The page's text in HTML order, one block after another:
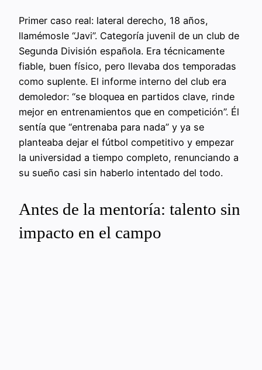
Primer caso real: lateral derecho, 18 años,
llamémosle “Javi”. Categoría juvenil de un club de
Segunda División española. Era técnicamente
fiable, buen físico, pero llevaba dos temporadas
como suplente. El informe interno del club era
demoledor: “se bloquea en partidos clave, rinde
mejor en entrenamientos que en competición”. Él
sentía que “entrenaba para nada” y ya se
planteaba dejar el fútbol competitivo y empezar
la universidad a tiempo completo, renunciando a
su sueño casi sin haberlo intentado del todo.
Antes de la mentoría: talento sin
impacto en el campo